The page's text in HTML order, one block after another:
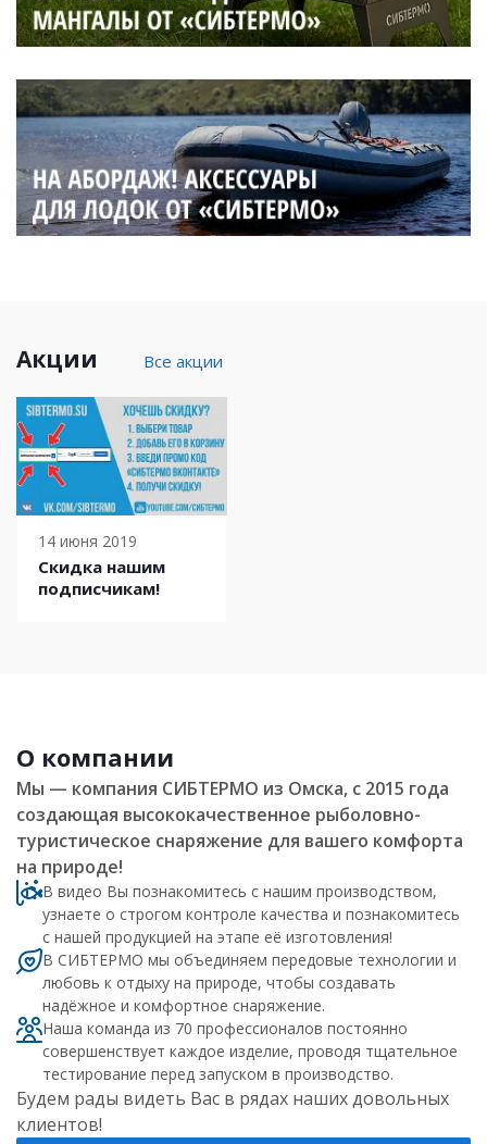
Акции Все акции
14 июня 2019
Скидка нашим
подписчикам!
О компании
Мы — компания СИБТЕРМО из Омска, с 2015 года
создающая высококачественное рыболовно-
туристическое снаряжение для вашего комфорта
на природе!
В видео Вы познакомитесь с нашим производством,
узнаете о строгом контроле качества и познакомитесь
с нашей продукцией на этапе её изготовления!
В СИБТЕРМО мы объединяем передовые технологии и
любовь к отдыху на природе, чтобы создавать
надёжное и комфортное снаряжение.
Наша команда из 70 профессионалов постоянно
совершенствует каждое изделие, проводя тщательное
тестирование перед запуском в производство.
Будем рады видеть Вас в рядах наших довольных
клиентов!